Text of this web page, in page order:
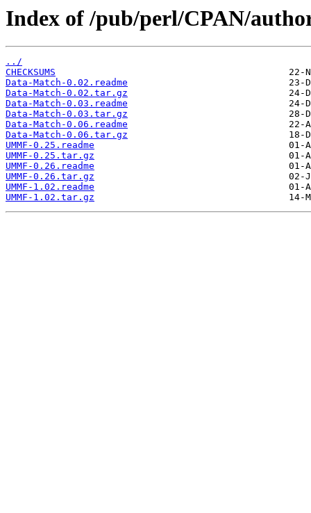
Index of /pub/perl/CPAN/
../
CHECKSUMS
Data-Match-0.02.readme
Data-Match-0.02.tar.gz
Data-Match-0.03.readme
Data-Match-0.03.tar.gz
Data-Match-0.06.readme
Data-Match-0.06.tar.gz
UMMF-0.25.readme
UMMF-0.25.tar.gz
UMMF-0.26.readme
UMMF-0.26.tar.gz
UMMF-1.02.readme
UMMF-1.02.tar.gz